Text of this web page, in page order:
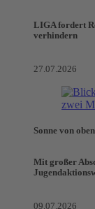
LIGA fordert
verhindern
27.07.2026
Sonne von
Mit großer
09.07.2026